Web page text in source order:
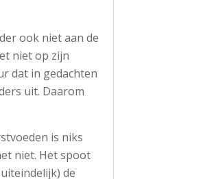
ook niet aan de
niet op zijn
dat in gedachten
uit. Daarom
is niks
niet. Het spoot
de